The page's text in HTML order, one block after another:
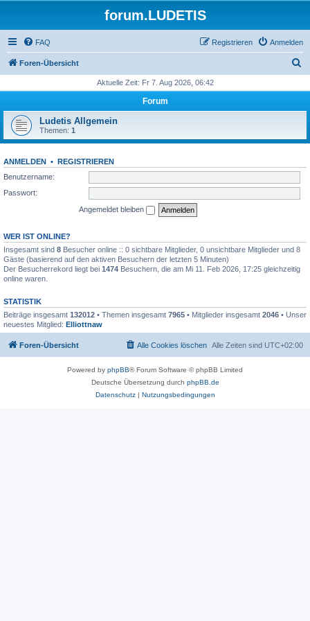
forum.LUDETIS
FAQ Anmelden
Registrieren
Foren-Übersicht
h
Aktuelle Zeit: Fr 7. Aug 2026, 06:42
Forum
Ludetis Allgemein
Themen: 1
ANMELDEN • REGISTRIEREN
Benutzername:
Passwort:
Angemeldet bleiben
WER IST ONLINE?
Insgesamt sind 8 Besucher online :: 0 sichtbare Mitglieder, 0 unsichtbare Mitglieder und 8
Gäste (basierend auf den aktiven Besuchern der letzten 5 Minuten)
Der Besucherrekord liegt bei 1474 Besuchern, die am Mi 11. Feb 2026, 17:25 gleichzeitig
online waren.
STATISTIK
Beiträge insgesamt 132012 • Themen insgesamt 7965 • Mitglieder insgesamt 2046 • Unser
neuestes Mitglied: Elliottnaw
Foren-Übersicht Alle Zeiten sind UTC+02:00
Alle Cookies löschen
Powered by phpBB® Forum Software © phpBB Limited
Deutsche Übersetzung durch phpBB.de
Datenschutz| Nutzungsbedingungen